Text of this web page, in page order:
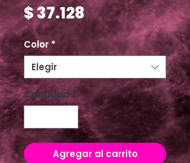
$ 37.128Precio
Color *
Elegir
Cantidad *
Agregar al carrito